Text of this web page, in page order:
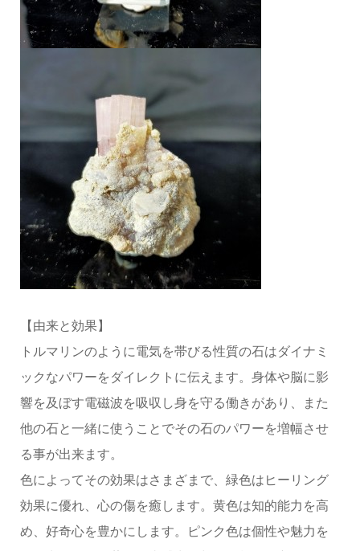
【由来と効果】
トルマリンのように電気を帯びる性質の石はダイナミ
ックなパワーをダイレクトに伝えます。身体や脳に影
響を及ぼす電磁波を吸収し身を守る働きがあり、また
他の石と一緒に使うことでその石のパワーを増幅させ
る事が出来ます。
色によってその効果はさまざまで、緑色はヒーリング
効果に優れ、心の傷を癒します。黄色は知的能力を高
め、好奇心を豊かにします。ピンク色は個性や魅力を